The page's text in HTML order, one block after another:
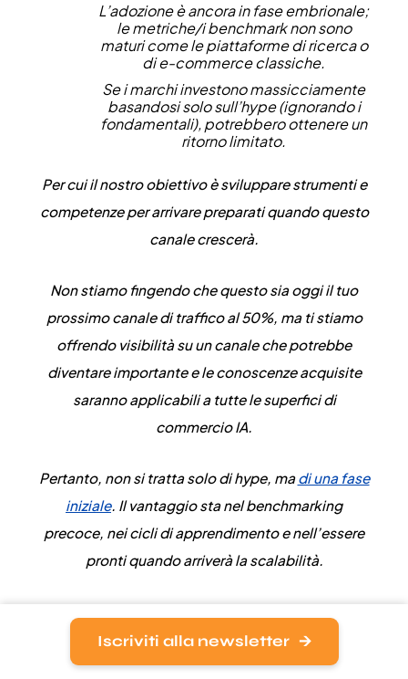
L’adozione è ancora in fase embrionale;
le metriche/i benchmark non sono
maturi come le piattaforme di ricerca o
di e-commerce classiche.
Se i marchi investono massicciamente
basandosi solo sull’hype (ignorando i
fondamentali), potrebbero ottenere un
ritorno limitato.
Per cui il nostro obiettivo è sviluppare strumenti e
competenze per arrivare preparati quando questo
canale crescerà.
Non stiamo fingendo che questo sia oggi il tuo
prossimo canale di traffico al 50%, ma ti stiamo
offrendo visibilità su un canale che potrebbe
diventare importantee le conoscenze acquisite
saranno applicabili a tutte le superfici di
commercio IA.
Pertanto, non si tratta solo di hype, madi una fase
iniziale. Il vantaggio sta nel benchmarking
precoce, nei cicli di apprendimento e nell’essere
pronti quando arriverà la scalabilità.
Iscriviti alla newsletter